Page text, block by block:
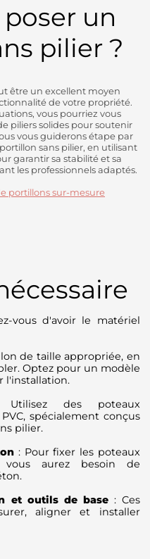
un
pilier ?
être un excellent moyen
de votre propriété.
vous pourriez vous
piliers solides pour soutenir
vous guiderons étape par
sans pilier, en utilisant
garantir sa stabilité et sa
les professionnels adaptés.
portillons sur-mesure
vous d'avoir le matériel
de taille appropriée, en
Optez pour un modèle
l'installation.
des poteaux
spécialement conçus
pilier.
: Pour fixer les poteaux
aurez besoin de
et outils de base: Ces
aligner et installer